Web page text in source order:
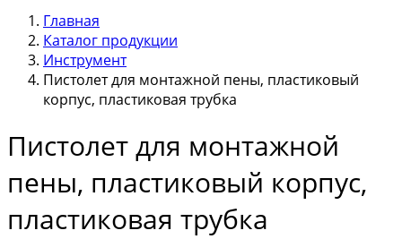
Главная
Каталог продукции
Инструмент
Пистолет для монтажной пены, пластиковый
корпус, пластиковая трубка
Пистолет для монтажной
пены, пластиковый корпус,
пластиковая трубка